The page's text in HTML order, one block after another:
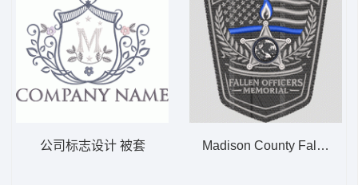
公司标志设计 被套 Madison County Fallen